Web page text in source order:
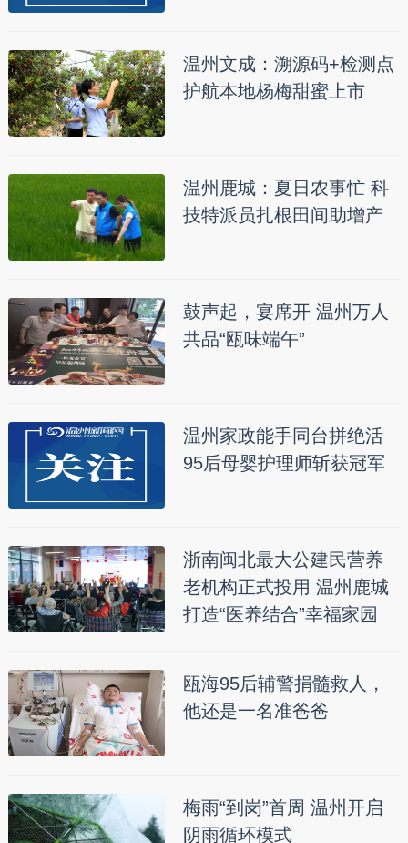
温州文成：溯源码+检测点
护航本地杨梅甜蜜上市
温州鹿城：夏日农事忙 科
技特派员扎根田间助增产
鼓声起，宴席开 温州万人
共品“瓯味端午”
温州家政能手同台拼绝活
95后母婴护理师斩获冠军
浙南闽北最大公建民营养
老机构正式投用 温州鹿城
打造“医养结合”幸福家园
瓯海95后辅警捐髓救人，
他还是一名准爸爸
梅雨“到岗”首周 温州开启
阴雨循环模式